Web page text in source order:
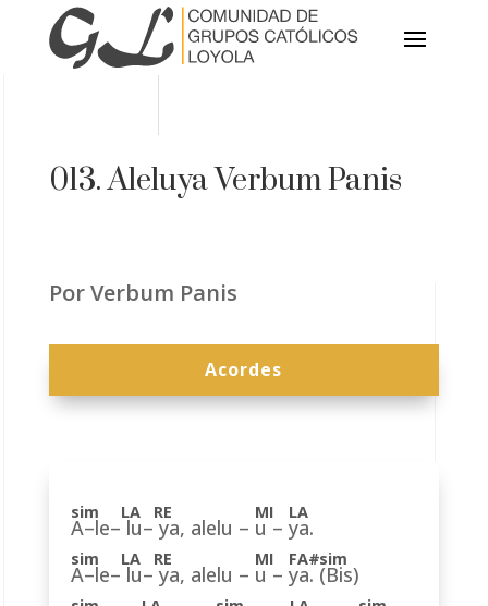
013. Aleluya Verbum Panis
Por Verbum Panis
Acordes
A–le– lu– ya, alelu – u – ya.
A–le– lu– ya, alelu – u – ya. (Bis)